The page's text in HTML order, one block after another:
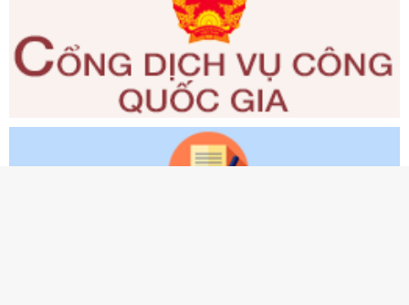
292/2026/NĐ-CP
Tên: Nghị định số 292/2026/NĐ-CP của Chính phủ: Quy
định chi tiết một số điều và biện pháp để tổ chức, hướng
dẫn thi hành Luật Quản lý ngoại thương
Ngày ban hành: 21/07/2026
292/2026/NĐ-CP
Tên: Nghị định số 292/2026/NĐ-CP của Chính phủ: Quy
định chi tiết một số điều và biện pháp để tổ chức, hướng
dẫn thi hành Luật Quản lý ngoại thương